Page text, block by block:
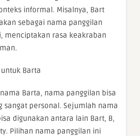
informal. Misalnya, Bart
sebagai nama panggilan
menciptakan rasa keakraban
Barta
Barta, nama panggilan bisa
sangat personal. Sejumlah nama
digunakan antara lain Bart, B,
Pilihan nama panggilan ini